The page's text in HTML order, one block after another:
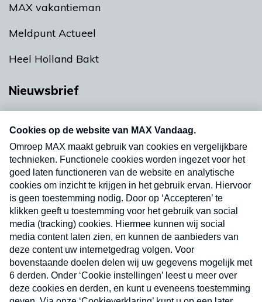
MAX vakantieman
Meldpunt Actueel
Heel Holland Bakt
Nieuwsbrief
nieuwsbrief. Elke vrijdag- en dinsdagochtend in
uw mailbox.
Verzend
Nieuwsbrief